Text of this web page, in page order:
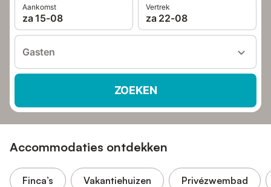
Aankomst
za 15-08
Vertrek
za 22-08
Gasten
ZOEKEN
Accommodaties ontdekken
Finca’s Vakantiehuizen Privézwembad